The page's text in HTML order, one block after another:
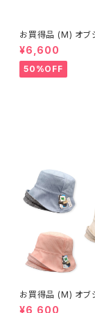
お買得品 (M) オブジェクトハッ
ト (春夏) 16-14402
¥6,600
50%OFF
お買得品 (M) オブジェクトハッ
ト (春夏) 14-14403
¥6,600